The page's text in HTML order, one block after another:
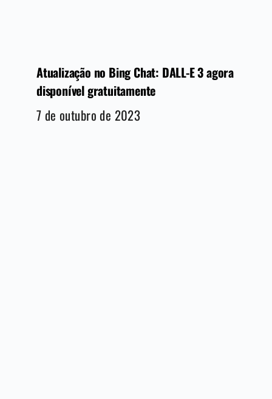
Atualização no Bing Chat: DALL-E 3 agora
disponível gratuitamente
7 de outubro de 2023